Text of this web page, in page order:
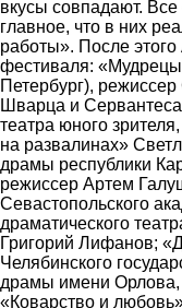
вкусы совпадают.
главное, что в них
работы». После
фестиваля:
Петербург),
Шварца и Сервантеса
театра юного
на развалинах»
драмы республики
режиссер Артем
Севастопольского
драматического
Григорий Лифанов;
Челябинского
драмы имени Орлова,
«Коварство и